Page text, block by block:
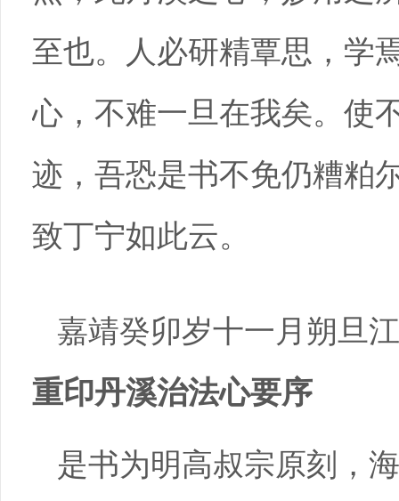
至也。人必研精覃思，学
心，不难一旦在我矣。使
迹，吾恐是书不免仍糟粕
致丁宁如此云。
嘉靖癸卯岁十一月朔旦
重印丹溪治法心要序
是书为明高叔宗原刻，